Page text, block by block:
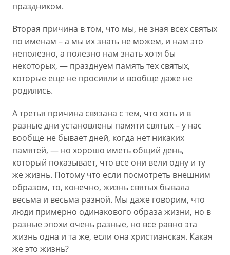
праздником.
Вторая причина в том, что мы, не зная всех святых
по именам – а мы их знать не можем, и нам это
неполезно, а полезно нам знать хотя бы
некоторых, — празднуем память тех святых,
которые еще не просияли и вообще даже не
родились.
А третья причина связана с тем, что хоть и в
разные дни установлены памяти святых – у нас
вообще не бывает дней, когда нет никаких
памятей, — но хорошо иметь общий день,
который показывает, что все они вели одну и ту
же жизнь. Потому что если посмотреть внешним
образом, то, конечно, жизнь святых бывала
весьма и весьма разной. Мы даже говорим, что
люди примерно одинакового образа жизни, но в
разные эпохи очень разные, но все равно эта
жизнь одна и та же, если она христианская. Какая
же это жизнь?